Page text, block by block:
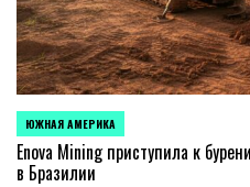
ОПУБЛИКОВАНО
В
ЮЖНАЯ АМЕРИКА
Enova Mining приступила к
в Бразилии